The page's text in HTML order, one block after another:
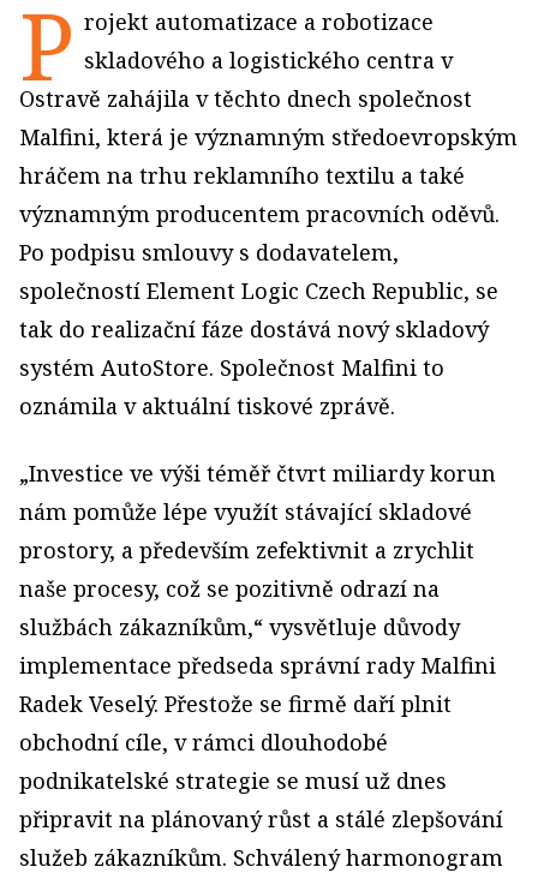
P rojekt automatizace a robotizace
skladového a logistického centra v
Ostravě zahájila v těchto dnech společnost
Malfini, která je významným středoevropským
hráčem na trhu reklamního textilu a také
významným producentem pracovních oděvů.
Po podpisu smlouvy s dodavatelem,
společností Element Logic Czech Republic, se
tak do realizační fáze dostává nový skladový
systém AutoStore. Společnost Malfini to
oznámila v aktuální tiskové zprávě.
„Investice ve výši téměř čtvrt miliardy korun
nám pomůže lépe využít stávající skladové
prostory, a především zefektivnit a zrychlit
naše procesy, což se pozitivně odrazí na
službách zákazníkům,“ vysvětluje důvody
implementace předseda správní rady Malfini
Radek Veselý. Přestože se firmě daří plnit
obchodní cíle, v rámci dlouhodobé
podnikatelské strategie se musí už dnes
připravit na plánovaný růst a stálé zlepšování
služeb zákazníkům. Schválený harmonogram